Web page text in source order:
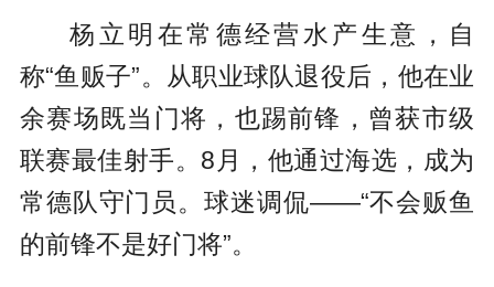
杨立明在常德经营水产生意，自
称“鱼贩子”。从职业球队退役后，他在业
余赛场既当门将，也踢前锋，曾获市级
联赛最佳射手。8月，他通过海选，成为
常德队守门员。球迷调侃——“不会贩鱼
的前锋不是好门将”。